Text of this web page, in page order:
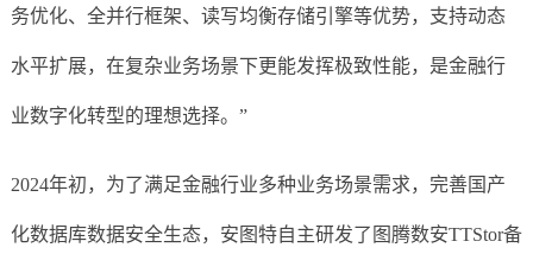
务优化、全并行框架、读写均衡存储引擎等优势，支持动态
水平扩展，在复杂业务场景下更能发挥极致性能，是金融行
业数字化转型的理想选择。”
2024年初，为了满足金融行业多种业务场景需求，完善国产
化数据库数据安全生态，安图特自主研发了图腾数安TTStor备